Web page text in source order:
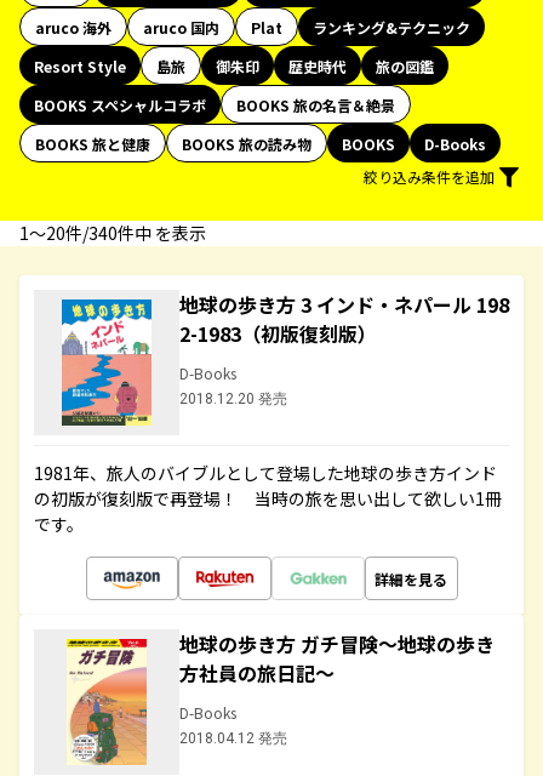
aruco 海外
aruco 国内 Plat
ランキング&テクニック
Resort Style
島旅 御朱印 歴史時代
旅の図鑑
BOOKS スペシャルコラボ
BOOKS 旅の名言＆絶景
BOOKS 旅と健康
BOOKS 旅の読み物 BOOKS
D-Books
絞り込み条件を追加
1〜20件/340件中 を表示
地球の歩き方 3 インド・ネパール 198
2-1983（初版復刻版）
D-Books
2018.12.20 発売
1981年、旅人のバイブルとして登場した地球の歩き方インド
の初版が復刻版で再登場！ 当時の旅を思い出して欲しい1冊
です。
詳細を見る
地球の歩き方 ガチ冒険～地球の歩き
方社員の旅日記～
D-Books
2018.04.12 発売